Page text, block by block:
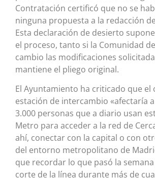
Contratación certificó que no se
ninguna propuesta a la redacción
Esta declaración de desierto
el proceso, tanto si la Comunidad
cambio las modificaciones
mantiene el pliego original.
El Ayuntamiento ha criticado que el
estación de intercambio «afectaría
3.000 personas que a diario usan
Metro para acceder a la red de
ahí, conectar con la capital o con
del entorno metropolitano de
que recordar lo que pasó la
corte de la línea durante más de